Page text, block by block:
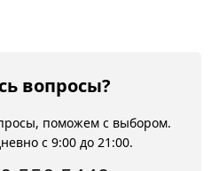
вопросы?
поможем с выбором.
с 9:00 до 21:00.